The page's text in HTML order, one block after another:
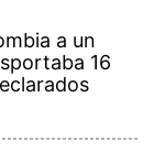
a un
16